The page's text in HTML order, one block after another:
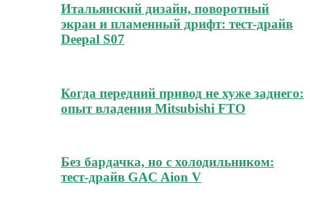
Итальянский дизайн, поворотный
экран и пламенный дрифт: тест-драйв
Deepal S07
Когда передний привод не хуже заднего:
опыт владения Mitsubishi FTO
Без бардачка, но с холодильником:
тест-драйв GAC Aion V